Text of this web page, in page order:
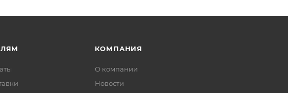
КОМПАНИЯ
О компании
Новости